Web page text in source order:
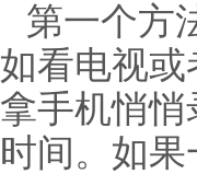
第一个方
如看电视
拿手机悄
时间。如